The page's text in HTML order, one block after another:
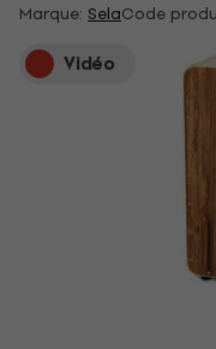
Marque: SelaCode
Vidéo